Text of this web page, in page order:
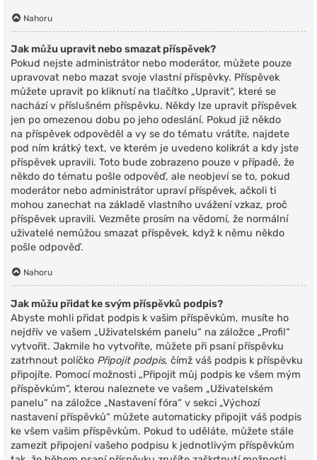
Nahoru
Jak můžu upravit nebo smazat příspěvek?
Pokud nejste administrátor nebo moderátor, můžete pouze
upravovat nebo mazat svoje vlastní příspěvky. Příspěvek
můžete upravit po kliknutí na tlačítko „Upravit“, které se
nachází v příslušném příspěvku. Někdy lze upravit příspěvek
jen po omezenou dobu po jeho odeslání. Pokud již někdo
na příspěvek odpověděl a vy se do tématu vrátíte, najdete
pod ním krátký text, ve kterém je uvedeno kolikrát a kdy jste
příspěvek upravili. Toto bude zobrazeno pouze v případě, že
někdo do tématu pošle odpověď, ale neobjeví se to, pokud
moderátor nebo administrátor upraví příspěvek, ačkoli ti
mohou zanechat na základě vlastního uvážení vzkaz, proč
příspěvek upravili. Vezměte prosím na vědomí, že normální
uživatelé nemůžou smazat příspěvek, když k němu někdo
pošle odpověď.
Nahoru
Jak můžu přidat ke svým příspěvků podpis?
Abyste mohli přidat podpis k vašim příspěvkům, musíte ho
nejdřív ve vašem „Uživatelském panelu“ na záložce „Profil“
vytvořit. Jakmile ho vytvoříte, můžete při psaní příspěvku
zatrhnout políčko Připojit podpis, čímž váš podpis k příspěvku
připojíte. Pomocí možnosti „Připojit můj podpis ke všem mým
příspěvkům“, kterou naleznete ve vašem „Uživatelském
panelu“ na záložce „Nastavení fóra“ v sekci „Výchozí
nastavení příspěvků“ můžete automaticky připojit váš podpis
ke všem vašim příspěvkům. Pokud to uděláte, můžete stále
zamezit připojení vašeho podpisu k jednotlivým příspěvkům